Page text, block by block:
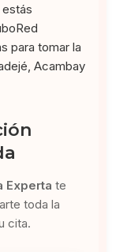
para tomar la
Acambay
Experta te
toda la
cita.